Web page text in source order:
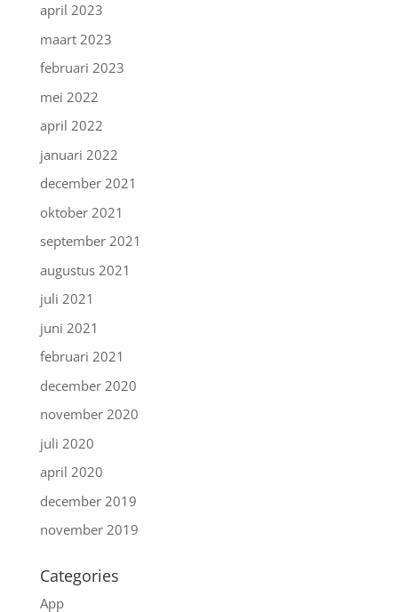
april 2023
maart 2023
februari 2023
mei 2022
april 2022
januari 2022
december 2021
oktober 2021
september 2021
augustus 2021
juli 2021
juni 2021
februari 2021
december 2020
november 2020
juli 2020
april 2020
december 2019
november 2019
Categories
App